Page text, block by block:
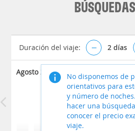
BÚSQUEDAS
Duración del viaje: – 2 días
Agosto 2026
No disponemos de
orientativos para
y número de
hacer una
conocer el precio
viaje.